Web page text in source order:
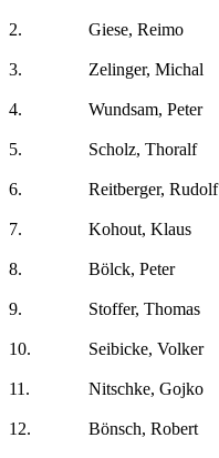
2.
Giese, Reimo
3.
Zelinger, Michal
4.
Wundsam, Peter
5.
Scholz, Thoralf
6.
Reitberger, Rudolf
7.
Kohout, Klaus
8.
Bölck, Peter
9.
Stoffer, Thomas
10.
Seibicke, Volker
11.
Nitschke, Gojko
12.
Bönsch, Robert